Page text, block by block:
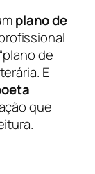
plano de
de
E
que